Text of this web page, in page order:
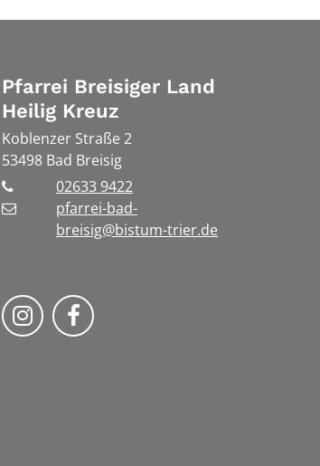
Pfarrei Breisiger Land
Heilig Kreuz
Koblenzer Straße 2
53498 Bad Breisig
02633 9422
pfarrei-bad-
breisig@bistum-trier.de
Folge uns auf Instragram
Folge uns auf Facebook